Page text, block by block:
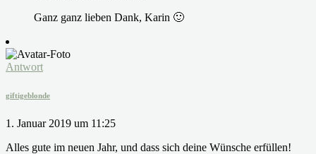
Ganz ganz lieben Dank, Karin 🙂
Antwort
giftigeblonde
1. Januar 2019 um 11:25
Alles gute im neuen Jahr, und dass sich deine Wünsche erfüllen!